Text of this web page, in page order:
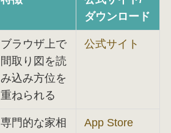
ダウンロード
ブラウザ上で
間取り図を読
み込み方位を
重ねられる
公式サイト
専門的な家相
App Store